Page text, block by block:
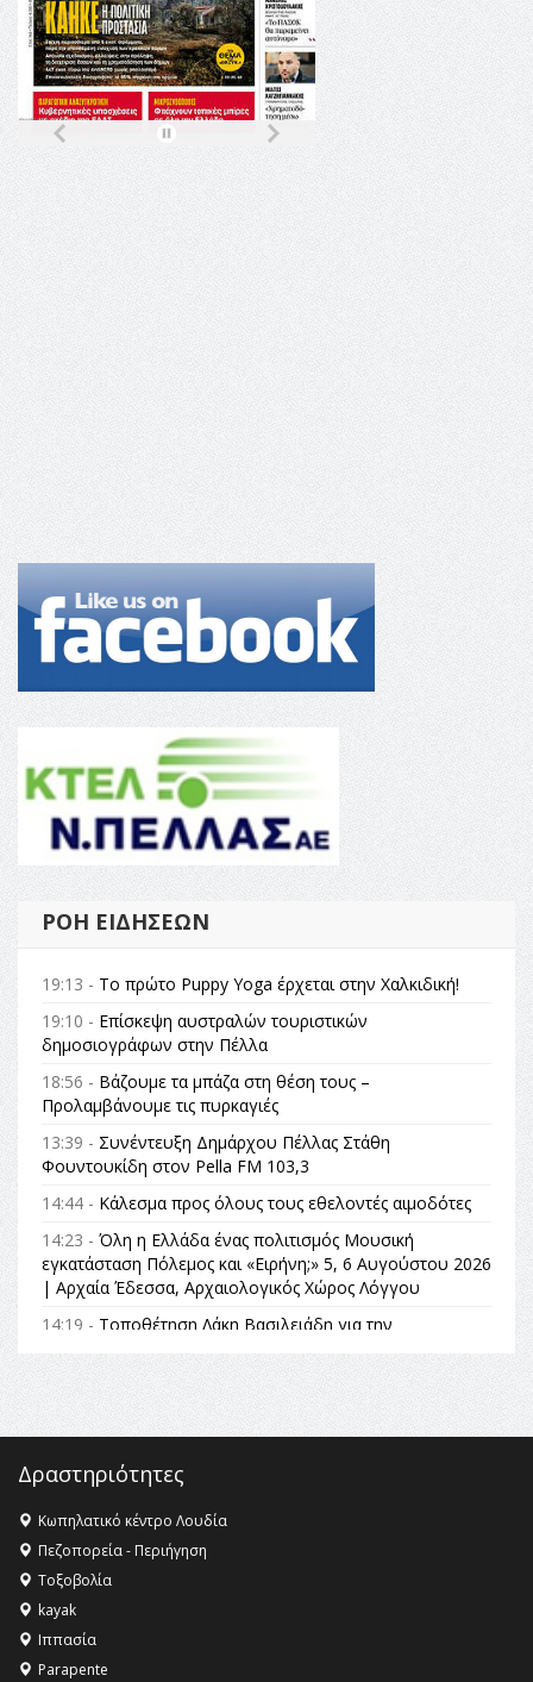
ΡΟΉ ΕΙΔΉΣΕΩΝ
19:13 - Το πρώτο Puppy Yoga έρχεται στην Χαλκιδική!
19:10 - Επίσκεψη αυστραλών τουριστικών
δημοσιογράφων στην Πέλλα
18:56 - Βάζουμε τα μπάζα στη θέση τους –
Προλαμβάνουμε τις πυρκαγιές
13:39 - Συνέντευξη Δημάρχου Πέλλας Στάθη
Φουντουκίδη στον Pella FM 103,3
14:44 - Κάλεσμα προς όλους τους εθελοντές αιμοδότες
14:23 - Όλη η Ελλάδα ένας πολιτισμός Μουσική
εγκατάσταση Πόλεμος και «Ειρήνη;» 5, 6 Αυγούστου 2026
| Αρχαία Έδεσσα, Αρχαιολογικός Χώρος Λόγγου
14:19 - Τοποθέτηση Λάκη Βασιλειάδη για την
Αναθεώρηση του Συντάγματος: «Σε τέτοιες κορυφαίες
θεσμικές διαδικασίες υπάρχει μόνο η ευθύνη απέναντι
στις επόμενες γενιές»
16:35 -Το πρόγραμμα του ΠΑΟΚ στον δεύτερο γύρο του
16:27 - Όλυμπος: Εντάχθηκε στον Κατάλογο Παγκόσμιας
Κληρονομιάς της UNESCO – Ομόφωνη η απόφαση Ο
Όλυμπος αναγνωρίστηκε ως φυσικό και πολιτιστικό
αγαθό εξέχουσας οικουμενικής αξίας για την
ανθρωπότητα
16:18 -
ΣΤΗΝ ΕΔΕΣΣΑ
Δραστηριότητες
Κωπηλατικό κέντρο Λουδία
Πεζοπορεία - Περιήγηση
Τοξοβολία
kayak
Ιππασία
Parapente